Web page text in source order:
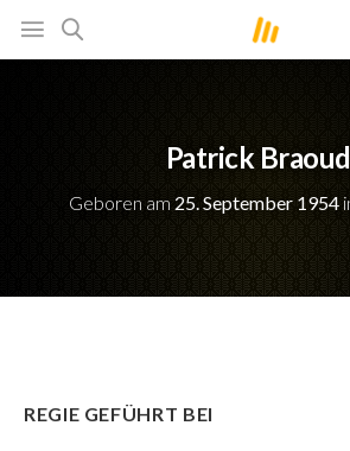
Patrick
Geboren am 25. September 1954
REGIE GEFÜHRT BEI